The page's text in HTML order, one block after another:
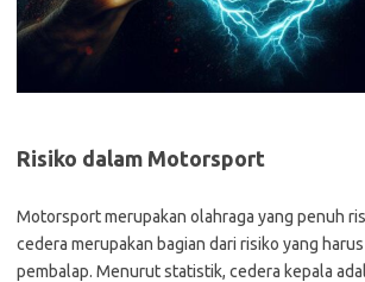
Risiko dalam Motorsport
Motorsport merupakan olahraga yang penuh
cedera merupakan bagian dari risiko yang
pembalap. Menurut statistik, cedera kepala